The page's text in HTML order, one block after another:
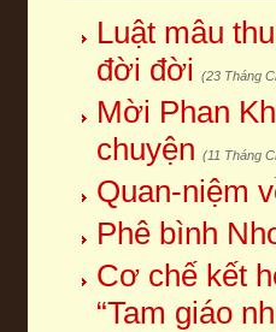
Luật mâu
đời đời
(23 Tháng
Mời Phan
chuyện (11 Tháng
Quan-niệm
Phê bình
Cơ chế kết
“Tam giáo